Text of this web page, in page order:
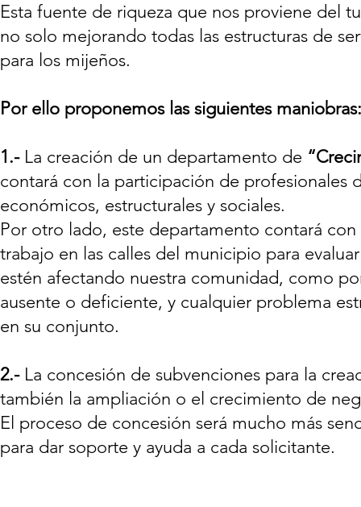
Esta fuente de riqueza que nos proviene del
no solo mejorando todas las estructuras de
para los mijeños.
Por ello proponemos las siguientes maniobras:
1.- La creación de un departamento de
contará con la participación de profesionales
económicos, estructurales y sociales.
Por otro lado, este departamento contará
trabajo en las calles del municipio para
estén afectando nuestra comunidad, como
ausente o deficiente, y cualquier problema
en su conjunto.
2.-La concesión de subvenciones para la
también la ampliación o el crecimiento de
El proceso de concesión será mucho más
para dar soporte y ayuda a cada solicitante.